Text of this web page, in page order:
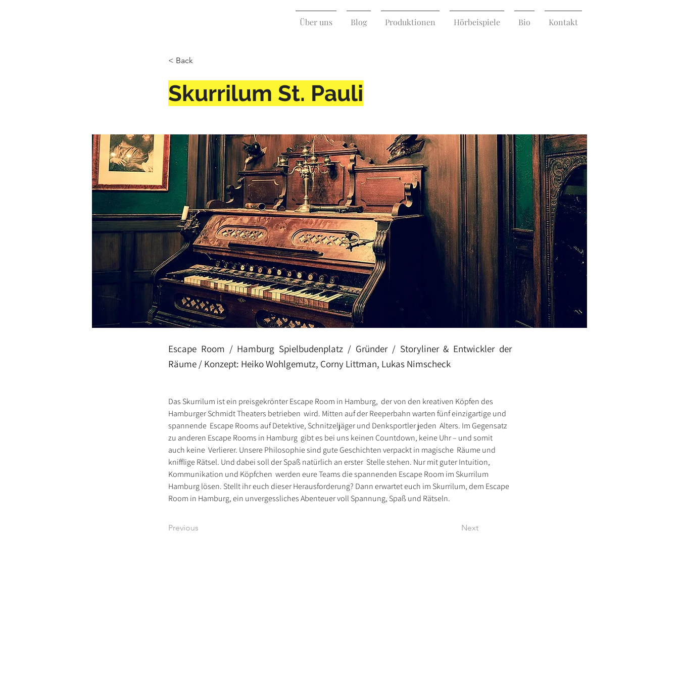
Über uns Blog Produktionen Hörbeispiele Bio Kontakt
< Back
Skurrilum St. Pauli
Escape Room / Hamburg Spielbudenplatz / Gründer / Storyliner & Entwickler der
Räume / Konzept: Heiko Wohlgemutz, Corny Littman, Lukas Nimscheck
Das Skurrilum ist ein preisgekrönter Escape Room in Hamburg,  der von den kreativen Köpfen des
Hamburger Schmidt Theaters betrieben  wird. Mitten auf der Reeperbahn warten fünf einzigartige und
spannende  Escape Rooms auf Detektive, Schnitzeljäger und Denksportler jeden  Alters. Im Gegensatz
zu anderen Escape Rooms in Hamburg  gibt es bei uns keinen Countdown, keine Uhr – und somit
auch keine  Verlierer. Unsere Philosophie sind gute Geschichten verpackt in magische  Räume und
knifflige Rätsel. Und dabei soll der Spaß natürlich an erster  Stelle stehen. Nur mit guter Intuition,
Kommunikation und Köpfchen  werden eure Teams die spannenden Escape Room im Skurrilum
Hamburg lösen. Stellt ihr euch dieser Herausforderung? Dann erwartet euch im Skurrilum, dem Escape
Room in Hamburg, ein unvergessliches Abenteuer voll Spannung, Spaß und Rätseln.
Previous Next